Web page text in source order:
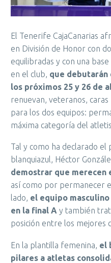
El Tenerife CajaCanarias
en División de Honor con
equilibradas y con una
en el club, que debutarán
los próximos 25 y 26 de
renuevan, veteranos,
para los dos equipos:
máxima categoría del
Tal y como ha declarado
blanquiazul, Héctor
demostrar que merecen
así como por permanecer
lado, el equipo
en la final A y también
posición entre los mejores
En la plantilla femenina, el
pilares a atletas